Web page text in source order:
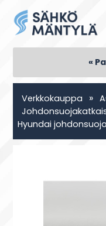
«
Verkkokauppa »
Hyundai